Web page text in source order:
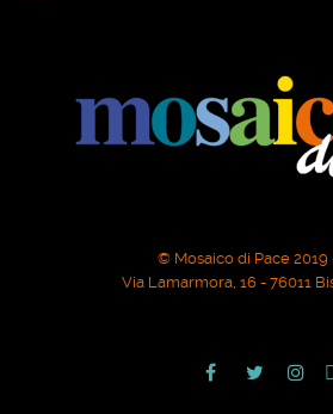
© Mosaico di Pace 2019
Via Lamarmora, 16 - 76011